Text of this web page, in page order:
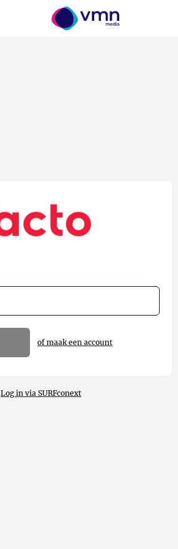
of maak een account
Log in via SURFconext